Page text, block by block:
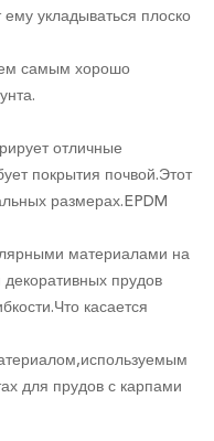
укладываться плоско
самым хорошо
отличные
покрытия почвой.Этот
размерах.EPDM
материалами на
прудов
касается
для прудов с карпами